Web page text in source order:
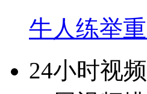
牛人练举
24小时视